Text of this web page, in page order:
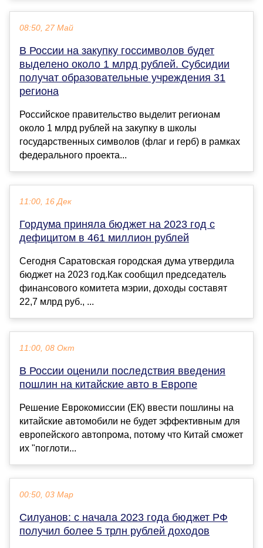
08:50, 27 Май
В России на закупку госсимволов будет
выделено около 1 млрд рублей. Субсидии
получат образовательные учреждения 31
региона
Российское правительство выделит регионам
около 1 млрд рублей на закупку в школы
государственных символов (флаг и герб) в рамках
федерального проекта...
11:00, 16 Дек
Гордума приняла бюджет на 2023 год с
дефицитом в 461 миллион рублей
Сегодня Саратовская городская дума утвердила
бюджет на 2023 год.Как сообщил председатель
финансового комитета мэрии, доходы составят
22,7 млрд руб., ...
11:00, 08 Окт
В России оценили последствия введения
пошлин на китайские авто в Европе
Решение Еврокомиссии (ЕК) ввести пошлины на
китайские автомобили не будет эффективным для
европейского автопрома, потому что Китай сможет
их "поглоти...
00:50, 03 Мар
Силуанов: с начала 2023 года бюджет РФ
получил более 5 трлн рублей доходов